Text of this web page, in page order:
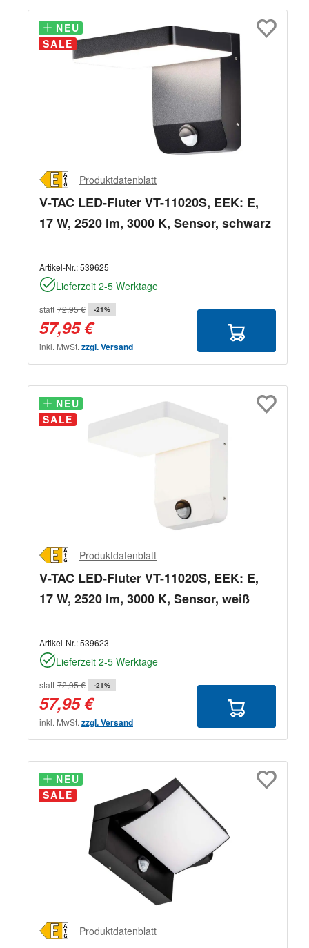
NEU
SALE
NEU
Produktdatenblatt
V-TAC LED-Fluter VT-11020S, EEK: E,
17 W, 2520 lm, 3000 K, Sensor, schwarz
Artikel-Nr.:539625
Lieferzeit 2-5 Werktage
statt 72,95 € -21%
57,95 €
inkl. MwSt. zzgl. Versand
NEU
SALE
NEU
Produktdatenblatt
V-TAC LED-Fluter VT-11020S, EEK: E,
17 W, 2520 lm, 3000 K, Sensor, weiß
Artikel-Nr.:539623
Lieferzeit 2-5 Werktage
statt 72,95 € -21%
57,95 €
inkl. MwSt. zzgl. Versand
NEU
SALE
NEU
Produktdatenblatt